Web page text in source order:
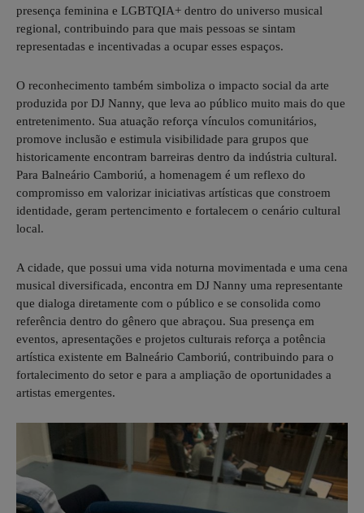
presença feminina e LGBTQIA+ dentro do universo musical
regional, contribuindo para que mais pessoas se sintam
representadas e incentivadas a ocupar esses espaços.
O reconhecimento também simboliza o impacto social da arte
produzida por DJ Nanny, que leva ao público muito mais do que
entretenimento. Sua atuação reforça vínculos comunitários,
promove inclusão e estimula visibilidade para grupos que
historicamente encontram barreiras dentro da indústria cultural.
Para Balneário Camboriú, a homenagem é um reflexo do
compromisso em valorizar iniciativas artísticas que constroem
identidade, geram pertencimento e fortalecem o cenário cultural
local.
A cidade, que possui uma vida noturna movimentada e uma cena
musical diversificada, encontra em DJ Nanny uma representante
que dialoga diretamente com o público e se consolida como
referência dentro do gênero que abraçou. Sua presença em
eventos, apresentações e projetos culturais reforça a potência
artística existente em Balneário Camboriú, contribuindo para o
fortalecimento do setor e para a ampliação de oportunidades a
artistas emergentes.